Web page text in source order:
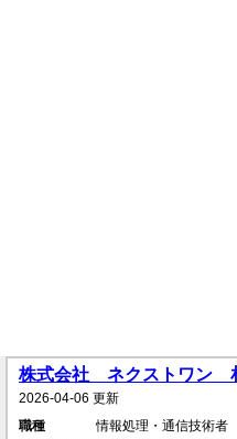
株式会社 ネクストワン
2026-04-06 更新
職種
情報処理・通信技術者